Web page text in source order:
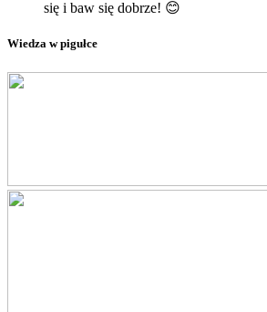
się i baw się dobrze! 😊
Wiedza w pigułce